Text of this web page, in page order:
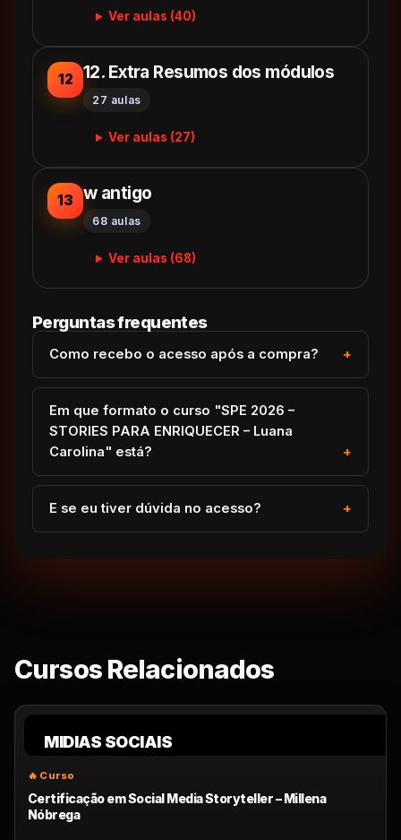
Ver aulas (40)
12 12. Extra Resumos dos módulos
27 aulas
Ver aulas (27)
13 w antigo
68 aulas
Ver aulas (68)
Perguntas frequentes
Como recebo o acesso após a compra?
Em que formato o curso "SPE 2026 –
STORIES PARA ENRIQUECER – Luana
Carolina" está?
E se eu tiver dúvida no acesso?
Cursos Relacionados
MIDIAS SOCIAIS
Certificação em Social Media Storyteller – Millena
Nóbrega